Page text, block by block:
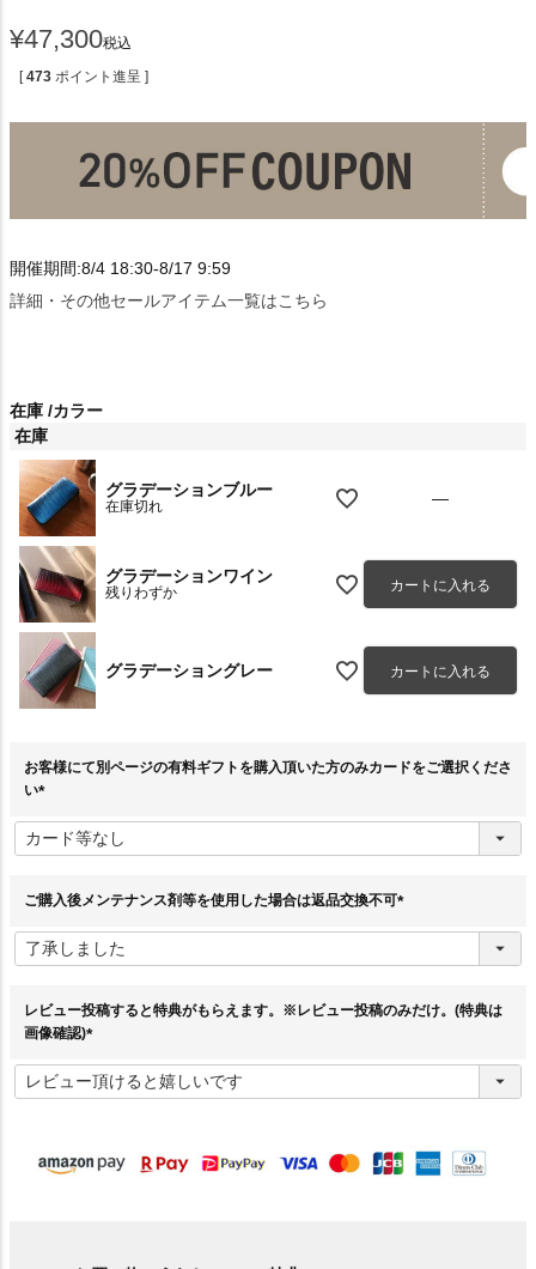
¥47,300税込
[ 473 ポイント進呈 ]
開催期間:8/4 18:30-8/17 9:59
詳細・その他セールアイテム一覧はこちら
在庫 カラー
在庫
グラデーションブルー
在庫切れ —
グラデーションワイン
残りわずか カートに入れる
グラデーショングレー カートに入れる
お客様にて別ページの有料ギフトを購入頂いた方のみカードをご選択くださ
い
必
須
ご購入後メンテナンス剤等を使用した場合は返品交換不可
須
レビュー投稿すると特典がもらえます。※レビュー投稿のみだけ。(特典は
画像確認)
必
須